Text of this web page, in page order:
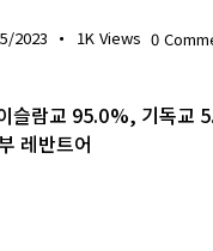
2023 1K Views 0
이슬람교 95.0%, 기
북부 레반트